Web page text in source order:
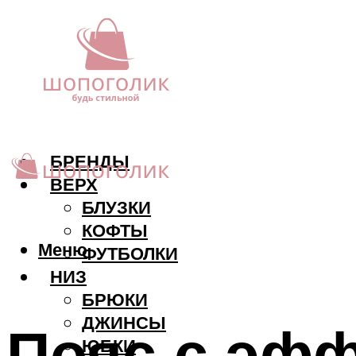
БРЕНДЫ
ВЕРХ
БЛУЗКИ
КОФТЫ
ФУТБОЛКИ
НИЗ
БРЮКИ
ДЖИНСЫ
ЮБКИ
Меню